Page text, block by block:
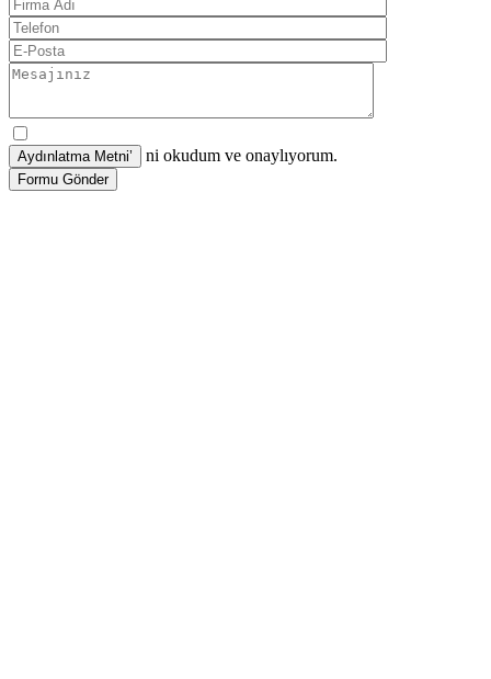
ni okudum ve onaylıyorum.
Formu Gönder